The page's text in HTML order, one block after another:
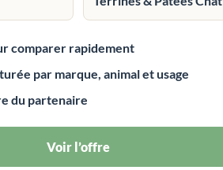
comparer rapidement
par marque, animal et usage
du partenaire
Voir l’offre